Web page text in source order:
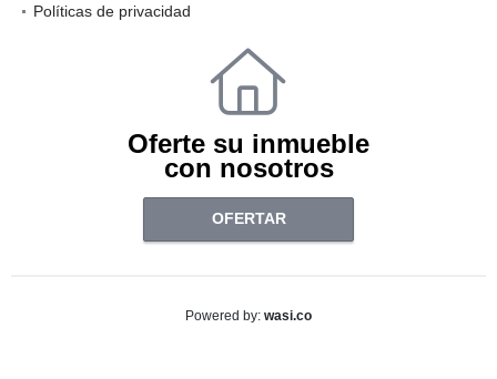
Políticas de privacidad
Oferte su inmueble
con nosotros
OFERTAR
Powered by: wasi.co